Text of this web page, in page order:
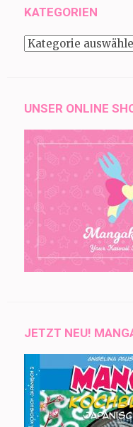
KATEGORIEN
Kategorien
UNSER ONLINE
JETZT NEU!